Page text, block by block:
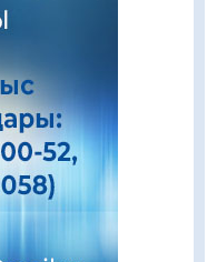
сананың
жұмыстары